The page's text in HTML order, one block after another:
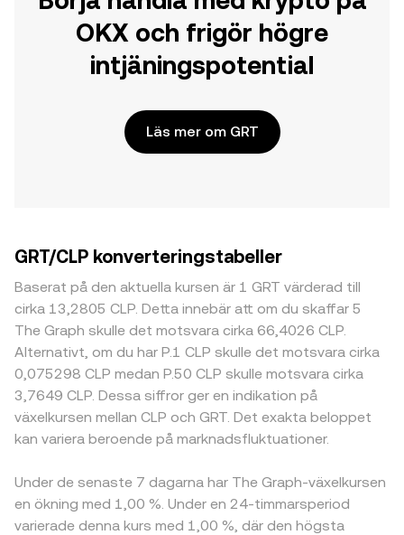
OKX och frigör högre
intjäningspotential
Läs mer om GRT
GRT/CLP konverteringstabeller
Baserat på den aktuella kursen är 1 GRT värderad till
cirka 13,2805 CLP. Detta innebär att om du skaffar 5
The Graph skulle det motsvara cirka 66,4026 CLP.
Alternativt, om du har P.1 CLP skulle det motsvara cirka
0,075298 CLP medan P.50 CLP skulle motsvara cirka
3,7649 CLP. Dessa siffror ger en indikation på
växelkursen mellan CLP och GRT. Det exakta beloppet
kan variera beroende på marknadsfluktuationer.
Under de senaste 7 dagarna har The Graph-växelkursen
en ökning med 1,00 %. Under en 24-timmarsperiod
varierade denna kurs med 1,00 %, där den högsta